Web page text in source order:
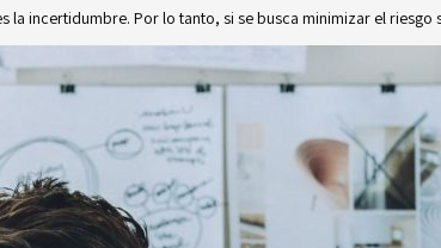
la incertidumbre. Por lo tanto, si se busca minimizar el